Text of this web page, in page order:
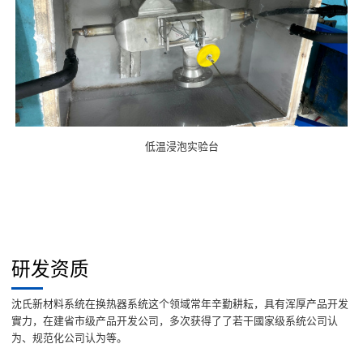
低温浸泡实验台
研发资质
沈氏新材料系统在换热器系统这个领域常年辛勤耕耘，具有浑厚产品开发
實力，在建省市级产品开发公司，多次获得了了若干國家级系统公司认
为、规范化公司认为等。